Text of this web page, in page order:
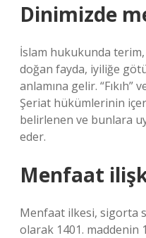
Dinimizde
İslam hukukunda
doğan fayda, iyiliğe
anlamına gelir. “Fıkıh”
Şeriat hükümlerinin
belirlenen ve bunlara
eder.
Menfaat
Menfaat ilkesi, sigorta
olarak 1401. maddenin